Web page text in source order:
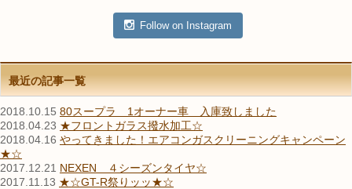
Follow on Instagram
最近の記事一覧
2018.10.15 80スープラ 1オーナー車 入庫致しました
2018.04.23 ★フロントガラス撥水加工☆
2018.04.16 やってきました！エアコンガスクリーニングキャンペーン
★☆
2017.12.21 NEXEN ４シーズンタイヤ☆
2017.11.13 ★☆GT-R祭りッッ★☆